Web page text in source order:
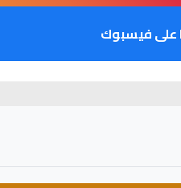
على فيسبوك